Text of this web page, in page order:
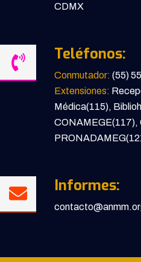
CDMX
Teléfonos:
Conmutador: (55)
Extensiones:
Médica(115),
CONAMEGE(117),
Informes: